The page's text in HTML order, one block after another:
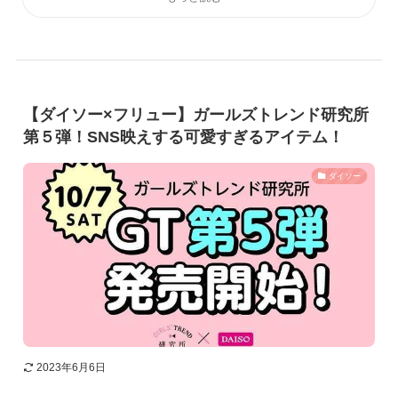
【ダイソー×フリュー】ガールズトレンド研究所
第５弾！SNS映えする可愛すぎるアイテム！
ダイソー
2023年6月6日